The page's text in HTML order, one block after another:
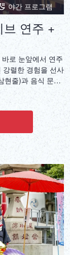
야간 프로그램
브 연주 +
로 눈앞에서 연주
렬한 경험을 선사
현줄)과 음식 문화
히 따라할 수 없